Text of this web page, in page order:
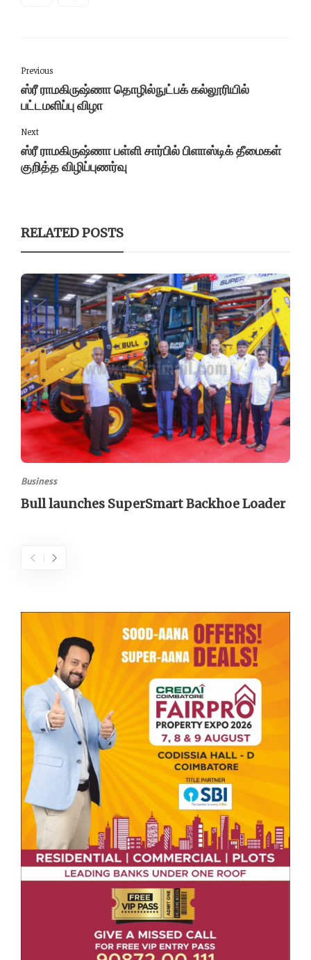
Previous
ஸ்ரீ ராமகிருஷ்ணா தொழில்நுட்பக் கல்லூரியில்
பட்டமளிப்பு விழா
Next
ஸ்ரீ ராமகிருஷ்ணா பள்ளி சார்பில் பிளாஸ்டிக் தீமைகள்
குறித்த விழிப்புணர்வு
RELATED POSTS
Business
Bull launches SuperSmart Backhoe Loader